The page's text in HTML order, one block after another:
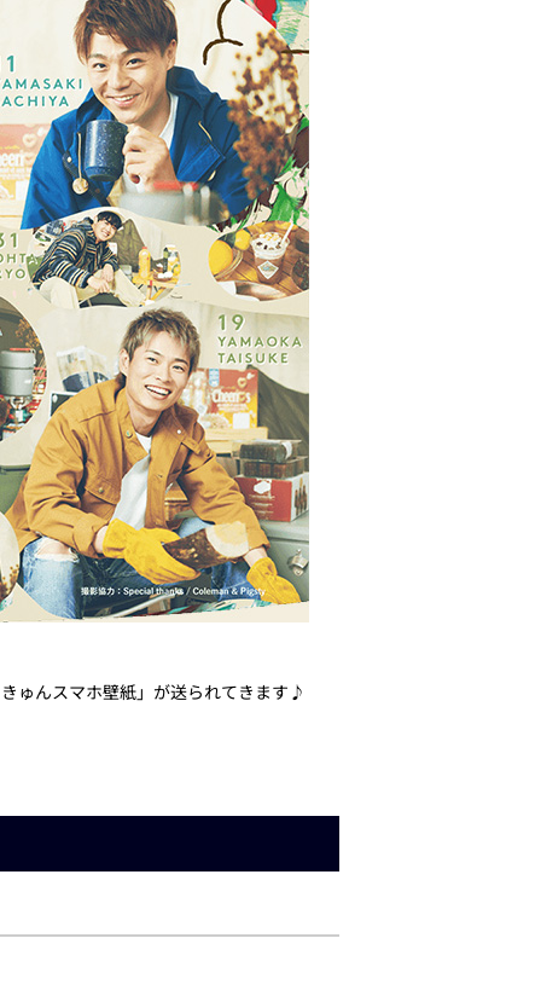
ゅんスマホ壁紙」が送られてきます♪